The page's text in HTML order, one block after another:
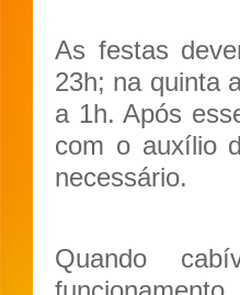
As festas
23h; na quinta
a 1h. Após
com o auxílio
necessário.
Quando